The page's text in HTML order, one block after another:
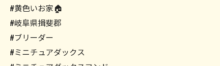
#黄色いお家🏠
#岐阜県揖斐郡
#ブリーダー
#ミニチュアダックス